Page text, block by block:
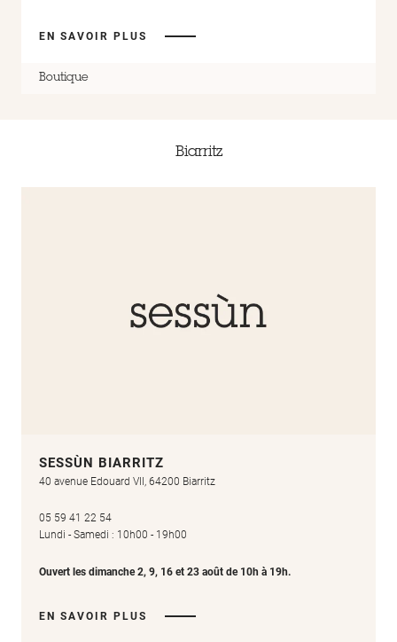
EN SAVOIR PLUS
Boutique
Biarritz
SESSÙN BIARRITZ
40 avenue Edouard VII, 64200 Biarritz
05 59 41 22 54
Lundi - Samedi : 10h00 - 19h00
Ouvert les dimanche 2, 9, 16 et 23 août de 10h à 19h.
EN SAVOIR PLUS